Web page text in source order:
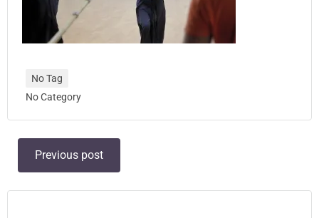
No Tag
No Category
Post
navigation
Previous post